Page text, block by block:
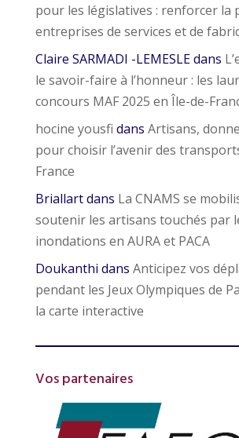
pour les législatives : renforcer la
entreprises de services et de
Claire SARMADI -LEMESLEdans
le savoir-faire à l’honneur : les
concours MAF 2025 en Île-de-
hocine yousfi dans Artisans,
pour choisir l’avenir des
France
Briallartdans La CNAMS se
soutenir les artisans touchés par
inondations en AURA et PACA
Doukanthi dans Anticipez vos
pendant les Jeux Olympiques de
la carte interactive
Vos partenaires